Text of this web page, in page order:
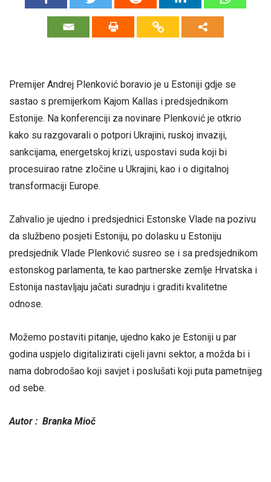
Premijer Andrej Plenković boravio je u Estoniji gdje se
sastao s premijerkom Kajom Kallas i predsjednikom
Estonije. Na konferenciji za novinare Plenković je otkrio
kako su razgovarali o potpori Ukrajini, ruskoj invaziji,
sankcijama, energetskoj krizi, uspostavi suda koji bi
procesuirao ratne zločine u Ukrajini, kao i o digitalnoj
transformaciji Europe.
Zahvalio je ujedno i predsjednici Estonske Vlade na pozivu
da službeno posjeti Estoniju, po dolasku u Estoniju
predsjednik Vlade Plenković susreo se i sa predsjednikom
estonskog parlamenta, te kao partnerske zemlje Hrvatska i
Estonija nastavljaju jačati suradnju i graditi kvalitetne
odnose.
Možemo postaviti pitanje, ujedno kako je Estoniji u par
godina uspjelo digitalizirati cijeli javni sektor, a možda bi i
nama dobrodošao koji savjet i poslušati koji puta pametnijeg
od sebe.
Autor : Branka Mioč